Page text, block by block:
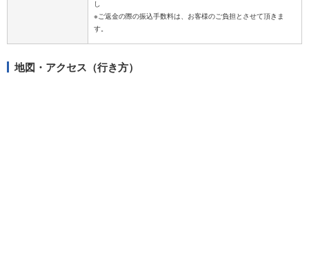
し
※ご返金の際の振込手数料は、お客様のご負担とさせて頂きま
地図・アクセス（行き方）